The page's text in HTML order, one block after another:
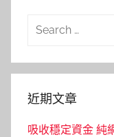
Search
近期文章
吸收穩定資金 純